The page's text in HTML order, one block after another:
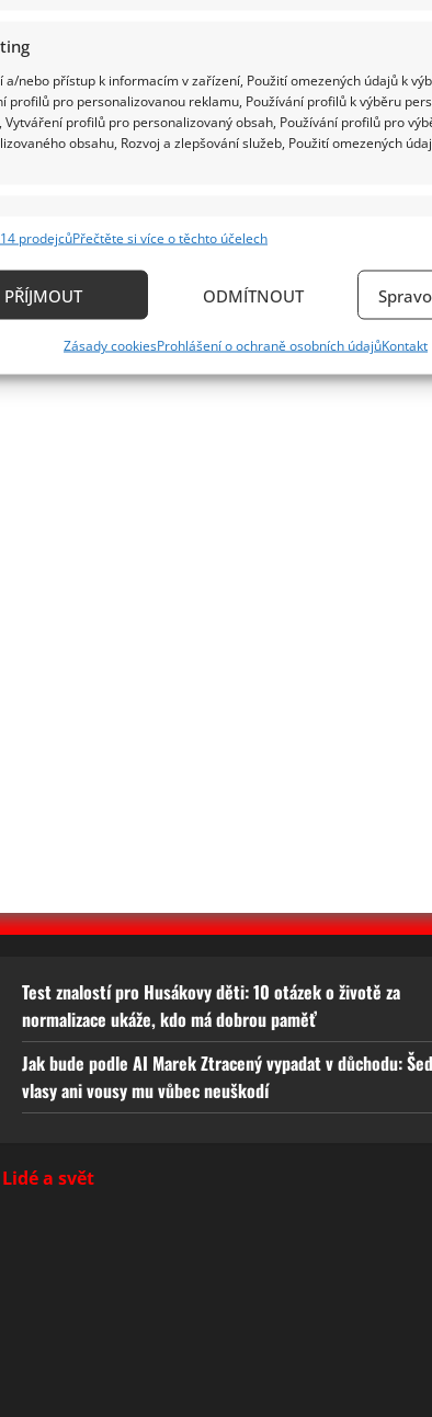
a/nebo přístup k informacím v zařízení, Použití omezených údajů k
profilů pro personalizovanou reklamu, Používání profilů k výběru
Vytváření profilů pro personalizovaný obsah, Používání profilů pro
obsahu, Rozvoj a zlepšování služeb, Použití omezených
zařízení na základě automaticky přenášených informací.
aktivně vyžádaných informací.
prodejcůPřečtěte si více o těchto účelech
PŘÍJMOUT ODMÍTNOUT
Zásady cookiesProhlášení o ochraně osobních údajůKontakt
Test znalostí pro Husákovy děti: 10 otázek o životě za
normalizace ukáže, kdo má dobrou paměť
Jak bude podle AI Marek Ztracený vypadat v důchodu:
vlasy ani vousy mu vůbec neuškodí
Lidé a svět